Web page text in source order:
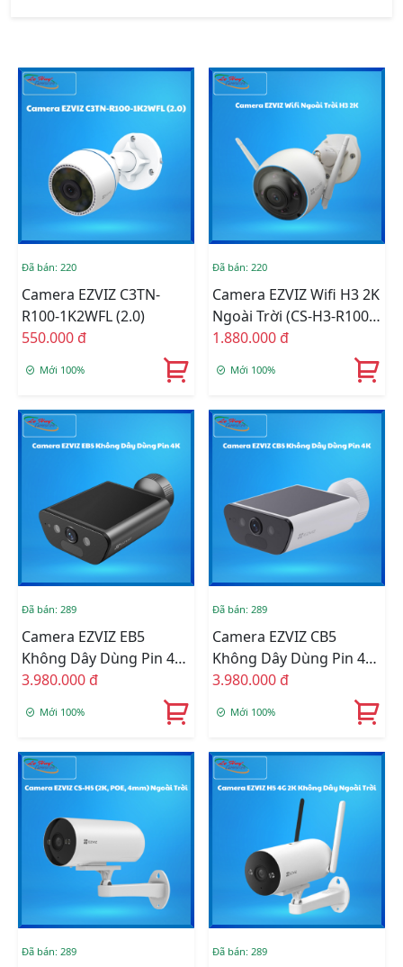
Đã bán: 220
Camera EZVIZ C3TN-
R100-1K2WFL (2.0)
550.000 đ
Mới 100%
Đã bán: 220
Camera EZVIZ Wifi H3 2K
Ngoài Trời (CS-H3-R100-
1H3WKFL(2.8mm))
1.880.000 đ
Mới 100%
Đã bán: 289
Camera EZVIZ EB5
Không Dây Dùng Pin 4K
(CS-EB5-R100-2F8WFL)
3.980.000 đ
Mới 100%
Đã bán: 289
Camera EZVIZ CB5
Không Dây Dùng Pin 4K
(CS-CB5-R100-2F8WFL)
3.980.000 đ
Mới 100%
Đã bán: 289 Đã bán: 289